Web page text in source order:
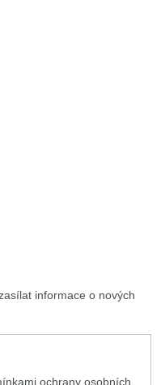
informace o nových
ochrany osobních